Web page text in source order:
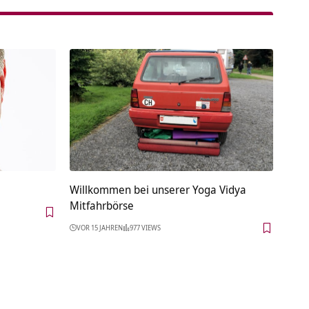
Willkommen bei unserer Yoga Vidya
Mitfahrbörse
VOR 15 JAHREN 977 VIEWS